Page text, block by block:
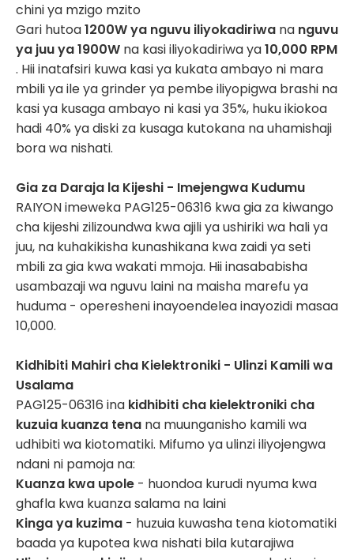
chini ya mzigo mzito
Gari hutoa1200W ya nguvu iliyokadiriwa na nguvu
ya juu ya 1900W na kasi iliyokadiriwa ya10,000 RPM
. Hii inatafsiri kuwa kasi ya kukata ambayo ni mara
mbili ya ile ya grinder ya pembe iliyopigwa brashi na
kasi ya kusaga ambayo ni kasi ya 35%, huku ikiokoa
hadi 40% ya diski za kusaga kutokana na uhamishaji
bora wa nishati.
Gia za Daraja la Kijeshi - Imejengwa Kudumu
RAIYON imeweka PAG125-06316 kwa gia za kiwango
cha kijeshi zilizoundwa kwa ajili ya ushiriki wa hali ya
juu, na kuhakikisha kunashikana kwa zaidi ya seti
mbili za gia kwa wakati mmoja. Hii inasababisha
usambazaji wa nguvu laini na maisha marefu ya
huduma - operesheni inayoendelea inayozidi masaa
10,000.
Kidhibiti Mahiri cha Kielektroniki - Ulinzi Kamili wa
Usalama
PAG125-06316 ina kidhibiti cha kielektroniki cha
kuzuia kuanza tena na muunganisho kamili wa
udhibiti wa kiotomatiki. Mifumo ya ulinzi iliyojengwa
ndani ni pamoja na:
Kuanza kwa upole - huondoa kurudi nyuma kwa
ghafla kwa kuanza salama na laini
Kinga ya kuzima - huzuia kuwasha tena kiotomatiki
baada ya kupotea kwa nishati bila kutarajiwa